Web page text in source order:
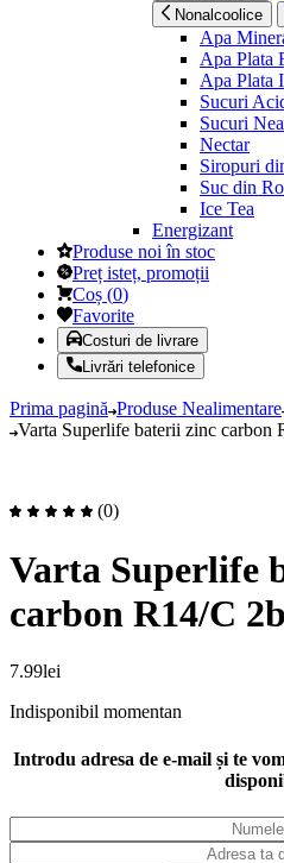
Nonalcoolice
Apa
Apa Plata
Apa Plata
Sucuri
Sucuri
Nectar
Siropuri
Suc din
Ice Tea
Energizant
Produse noi în stoc
Preț isteț, promoții
Coș (0)
Favorite
Costuri de livrare
Livrări telefonice
Prima pagină Produse Nealimentare
Varta Superlife baterii zinc carbon
(0)
Varta Superlife
carbon R14/C
7.99lei
Indisponibil momentan
Introdu adresa de e-mail și te